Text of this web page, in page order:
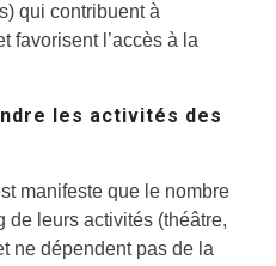
qui contribuent à
favorisent l’accès à la
les activités des
manifeste que le nombre
de leurs activités (théâtre,
ne dépendent pas de la